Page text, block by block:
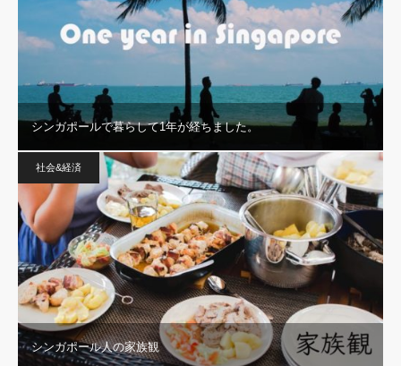
シンガポールで暮らして1年が経ちました。
社会&経済
シンガポール人の家族観